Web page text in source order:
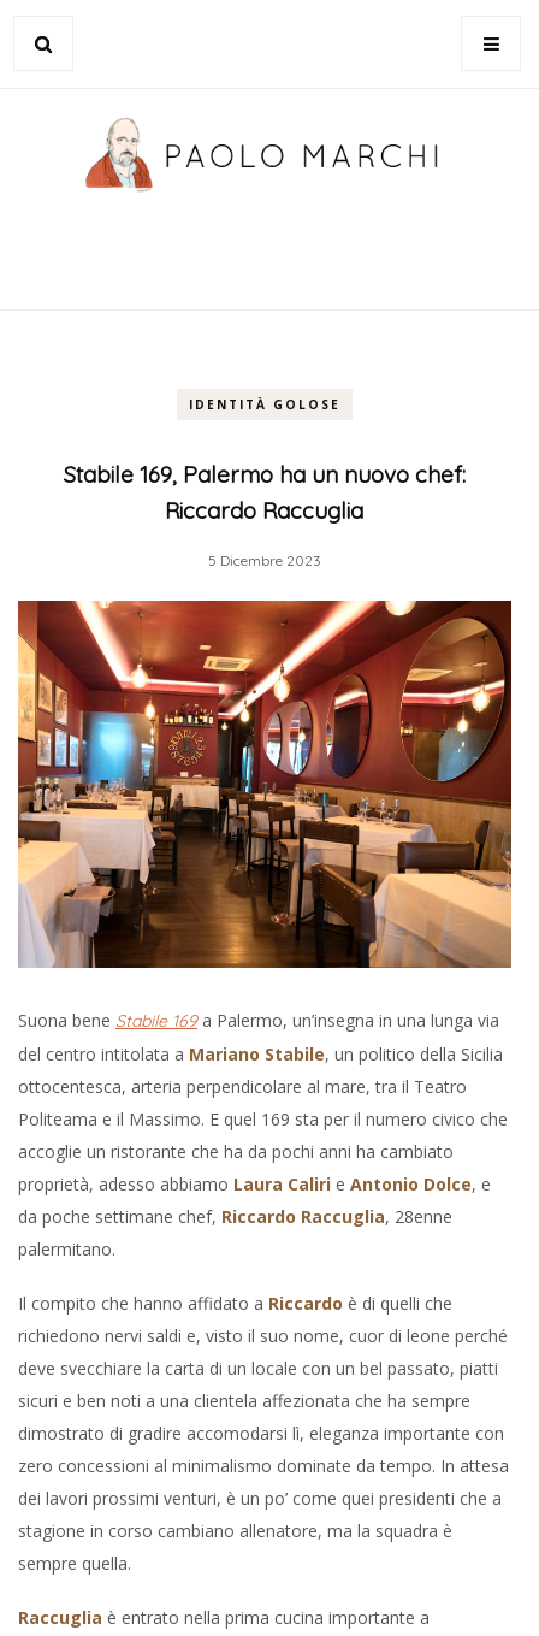
IDENTITÀ GOLOSE
Stabile 169, Palermo ha un nuovo chef:
Riccardo Raccuglia
5 Dicembre 2023
Suona bene Stabile 169a Palermo, un’insegna in una lunga via
del centro intitolata a Mariano Stabile, un politico della Sicilia
ottocentesca, arteria perpendicolare al mare, tra il Teatro
Politeama e il Massimo. E quel 169 sta per il numero civico che
accoglie un ristorante che ha da pochi anni ha cambiato
proprietà, adesso abbiamo Laura Caliri e Antonio Dolce, e
da poche settimane chef, Riccardo Raccuglia, 28enne
palermitano.
Il compito che hanno affidato a Riccardo è di quelli che
richiedono nervi saldi e, visto il suo nome, cuor di leone perché
deve svecchiare la carta di un locale con un bel passato, piatti
sicuri e ben noti a una clientela affezionata che ha sempre
dimostrato di gradire accomodarsi lì, eleganza importante con
zero concessioni al minimalismo dominate da tempo. In attesa
dei lavori prossimi venturi, è un po’ come quei presidenti che a
stagione in corso cambiano allenatore, ma la squadra è
sempre quella.
Raccuglia è entrato nella prima cucina importante a